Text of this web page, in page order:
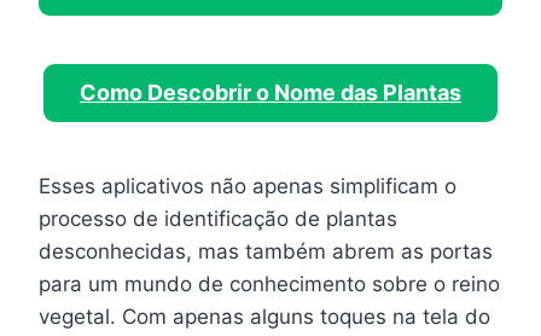
Como Descobrir o Nome das Plantas
Esses aplicativos não apenas simplificam o
processo de identificação de plantas
desconhecidas, mas também abrem as portas
para um mundo de conhecimento sobre o reino
vegetal. Com apenas alguns toques na tela do